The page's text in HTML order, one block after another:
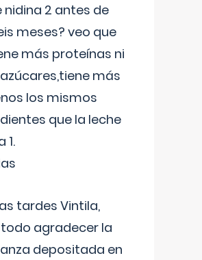
nidina 2 antes de
meses? veo que
más proteínas ni
más
los mismos
que la leche
1.
tardes Vintila,
agradecer la
depositada en